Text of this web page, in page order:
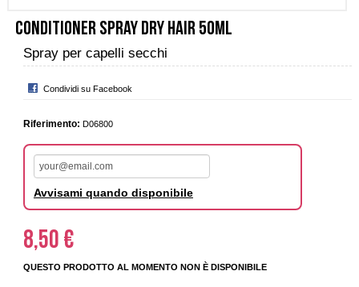
Conditioner Spray Dry Hair 50ml
Spray per capelli secchi
Condividi su Facebook
Riferimento: D06800
Avvisami quando disponibile
8,50 €
QUESTO PRODOTTO AL MOMENTO NON È DISPONIBILE